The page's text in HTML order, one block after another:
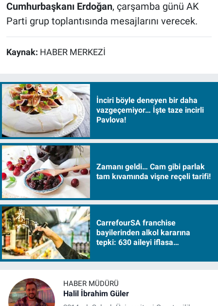
Cumhurbaşkanı Erdoğan, çarşamba günü AK
Parti grup toplantısında mesajlarını verecek.
Kaynak: HABER MERKEZİ
İnciri böyle deneyen bir daha
vazgeçemiyor… İşte taze incirli
Pavlova!
Zamanı geldi… Cam gibi parlak
tam kıvamında vişne reçeli tarifi!
CarrefourSA franchise
bayilerinden alkol kararına
tepki: 630 aileyi iflasa
HABER MÜDÜRÜ
Halil İbrahim Güler